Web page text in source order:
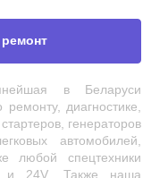
в Беларуси
диагностике,
генераторов
автомобилей,
любой спецтехники
и 24V. Также наша